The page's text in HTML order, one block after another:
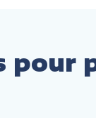
pour